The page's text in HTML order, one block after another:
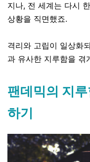
지나, 전 세계는 다시
상황을 직면했죠.
격리와 고립이 일상화
과 유사한 지루함을 겪
팬데믹의 지
하기